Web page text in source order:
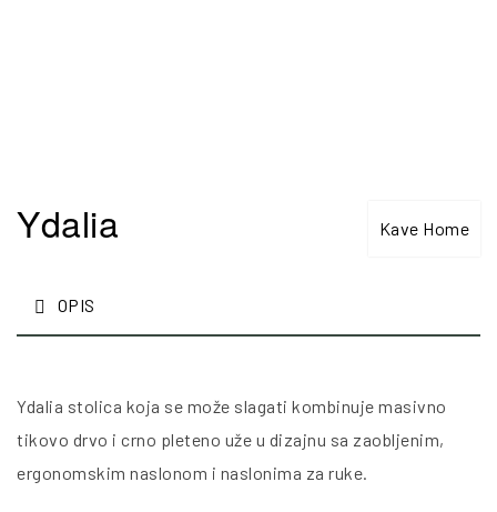
Kave Home
Ydalia
OPIS
Ydalia stolica koja se može slagati kombinuje masivno
tikovo drvo i crno pleteno uže u dizajnu sa zaobljenim,
ergonomskim naslonom i naslonima za ruke.